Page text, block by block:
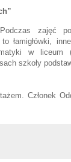
Podczas zajęć
łamigłówki,
w
szkoły
Członek